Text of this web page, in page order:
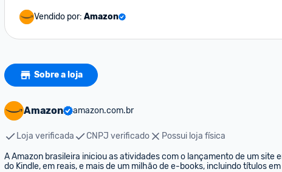
Vendido por: Amazon
Sobre a loja
Amazon amazon.com.br
Loja verificada CNPJ verificado
Possui loja física
A Amazon brasileira iniciou as atividades com o lançamento de um
do Kindle, em reais, e mais de um milhão de e-books, incluindo títulos